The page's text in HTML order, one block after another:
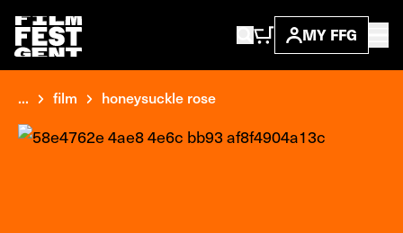
MY FFG
... film honeysuckle rose